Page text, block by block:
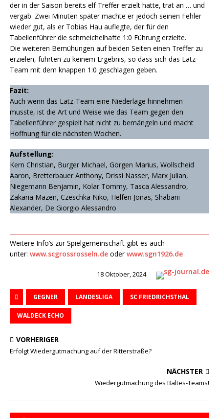
der in der Saison bereits elf Treffer erzielt hatte, trat an … und
vergab. Zwei Minuten später machte er jedoch seinen Fehler
wieder gut, als er Tobias Hau auflegte, der für den
Tabellenführer die schmeichelhafte 1:0 Führung erzielte.
Die weiteren Bemühungen auf beiden Seiten einen Treffer zu
erzielen, führten zu keinem Ergebnis, so dass sich das Latz-
Team mit dem knappen 1:0 geschlagen geben.
Fazit:
Auch wenn das Latz-Team eine Niederlage hinnehmen
musste, ist die Art und Weise wie das Team gegen den
Tabellenführer gespielt hat nicht zu bemängeln und macht
Hoffnung für die nächsten Wochen.
Aufstellung:
Kern Christian, Burger Michael, Görgen Marius, Wollscheid
Aaron, Bretterbauer Anthony, Drissi Nasser, Marx Julian,
Niegemann Benjamin, Kolar Tommy, Tasca Alessandro,
Zakaria Mazen, Czeschka Niko, Helfen Jonas, Shabani
Alexander, De Giorgio Alessandro
Weitere Info’s zur Spielgemeinschaft gibt es auch
unter: www.scgrossrosseln.de oderwww.sgn1926.de
18 Oktober, 2024
GEGNER LANDESLIGA SC FRIEDRICHSTHAL
WALDECK ECHO
VORHERIGER
Erfolgt Wiedergutmachung auf der Ritterstraße?
NÄCHSTER
Wiedergutmachung des Baltes-Teams!